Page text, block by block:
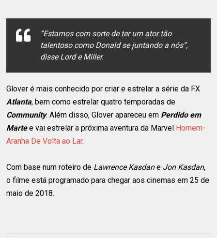
“Estamos com sorte de ter um ator tão
talentoso como Donald se juntando a nós”,
disse Lord e Miller.
Glover é mais conhecido por criar e estrelar a série da FX
Atlanta, bem como estrelar quatro temporadas de
Community. Além disso, Glover apareceu em Perdido em
Martee vai estrelar a próxima aventura da Marvel Homem-
Aranha De Volta ao Lar.
Com base num roteiro de Lawrence Kasdane Jon Kasdan,
o filme está programado para chegar aos cinemas em 25 de
maio de 2018.